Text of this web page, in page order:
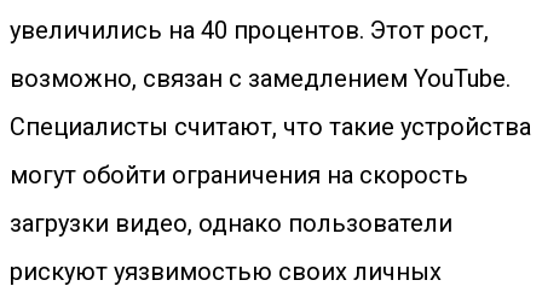
увеличились на 40 процентов. Этот рост,
возможно, связан с замедлением YouTube.
Специалисты считают, что такие устройства
могут обойти ограничения на скорость
загрузки видео, однако пользователи
рискуют уязвимостью своих личных